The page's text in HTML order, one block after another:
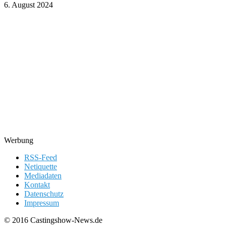
6. August 2024
Werbung
RSS-Feed
Netiquette
Mediadaten
Kontakt
Datenschutz
Impressum
© 2016 Castingshow-News.de